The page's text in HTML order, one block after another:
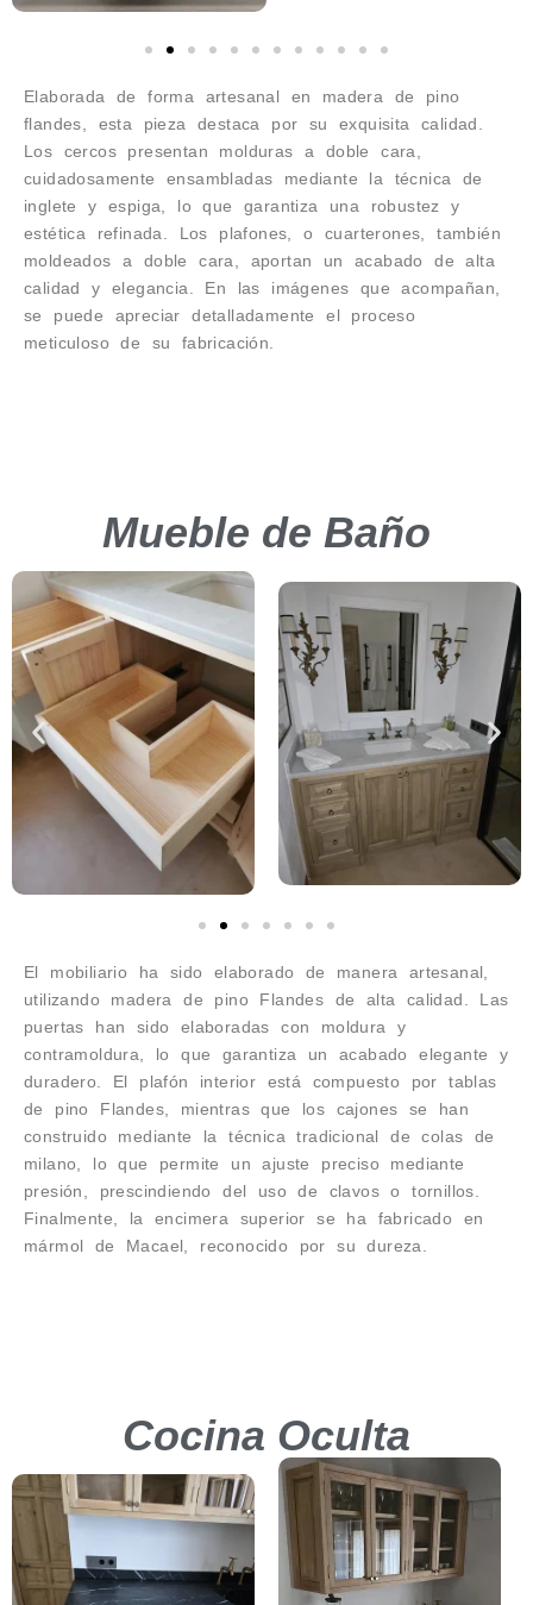
Elaborada de forma artesanal en madera de pino
flandes, esta pieza destaca por su exquisita calidad.
Los cercos presentan molduras a doble cara,
cuidadosamente ensambladas mediante la técnica de
inglete y espiga, lo que garantiza una robustez y
estética refinada. Los plafones, o cuarterones, también
moldeados a doble cara, aportan un acabado de alta
calidad y elegancia. En las imágenes que acompañan,
se puede apreciar detalladamente el proceso
meticuloso de su fabricación.
Mueble de Baño
El mobiliario ha sido elaborado de manera artesanal,
utilizando madera de pino Flandes de alta calidad. Las
puertas han sido elaboradas con moldura y
contramoldura, lo que garantiza un acabado elegante y
duradero. El plafón interior está compuesto por tablas
de pino Flandes, mientras que los cajones se han
construido mediante la técnica tradicional de colas de
milano, lo que permite un ajuste preciso mediante
presión, prescindiendo del uso de clavos o tornillos.
Finalmente, la encimera superior se ha fabricado en
mármol de Macael, reconocido por su dureza.
Cocina Oculta